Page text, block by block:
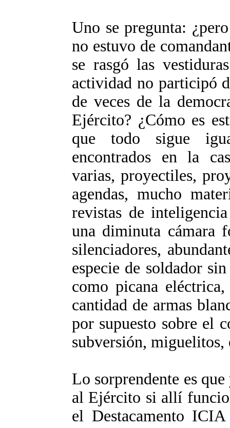
Uno se pregunta:
no estuvo de
se rasgó las
actividad­ no participó
de veces de la
Ejército? ¿Cómo es
que todo sigue
encontrados en la
varias, proyectiles,
agendas, mucho
revistas de
una diminuta cámara
silenciadores,
especie de soldador
como picana
cantidad de armas
por supuesto sobre el
subversión, miguelitos,
Lo sorprendente es
al Ejército si allí
el Destacamento